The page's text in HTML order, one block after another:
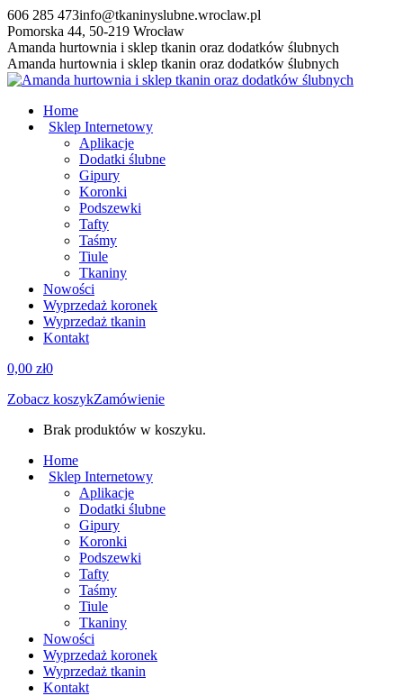
Przewiń
do
zawartości
606 285 473info@tkaninyslubne.wroclaw.pl
Pomorska 44, 50-219 Wrocław
Facebook
page
opens
new
window
Amanda hurtownia i sklep tkanin oraz dodatków ślubnych
Amanda hurtownia i sklep tkanin oraz dodatków ślubnych
Home
Sklep Internetowy
Aplikacje
Dodatki ślubne
Gipury
Koronki
Podszewki
Tafty
Taśmy
Tiule
Tkaniny
Nowości
Wyprzedaż koronek
Wyprzedaż tkanin
Kontakt
0,00 zł0
Zobacz koszykZamówienie
Brak produktów w koszyku.
Home
Sklep Internetowy
Aplikacje
Dodatki ślubne
Gipury
Koronki
Podszewki
Tafty
Taśmy
Tiule
Tkaniny
Nowości
Wyprzedaż koronek
Wyprzedaż tkanin
Kontakt